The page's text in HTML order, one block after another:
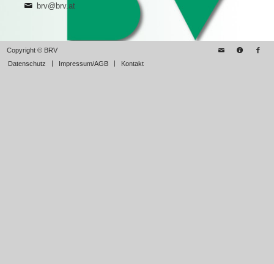
brv@brv.at
Copyright © BRV
Datenschutz
Impressum/AGB Kontakt